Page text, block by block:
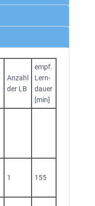
Anzahl
der LB
empf.
Lern-
dauer
[min]
1 155